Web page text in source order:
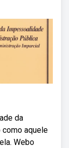
da
aquele
Webo